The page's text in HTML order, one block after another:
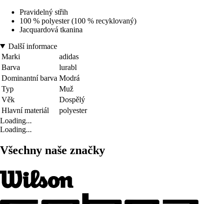
Pravidelný střih
100 % polyester (100 % recyklovaný)
Jacquardová tkanina
Další informace
Marki
adidas
Barva
lurabl
Dominantní barva Modrá
Typ
Muž
Věk
Dospělý
Hlavní materiál
polyester
Loading...
Loading...
Všechny naše značky